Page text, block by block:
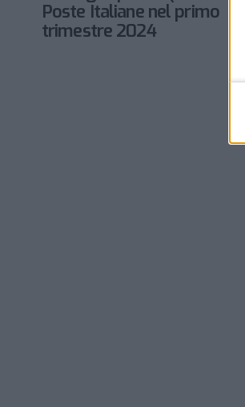
Poste Italiane nel primo
trimestre 2024